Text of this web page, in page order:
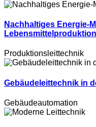
Nachhaltiges Energie-
Lebensmittelproduktion
Produktionsleittechnik
Gebäudeleittechnik in
Gebäudeautomation